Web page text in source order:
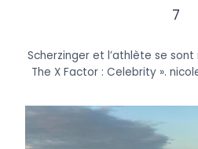
7
Scherzinger et l’athlète se sont
The X Factor : Celebrity ».